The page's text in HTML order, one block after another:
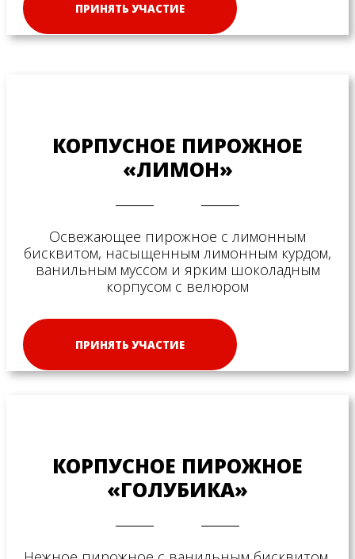
ПРИНЯТЬ УЧАСТИЕ
КОРПУСНОЕ ПИРОЖНОЕ
«ЛИМОН»
Освежающее пирожное с лимонным
бисквитом, насыщенным лимонным курдом,
ванильным муссом и ярким шоколадным
корпусом с велюром
ПРИНЯТЬ УЧАСТИЕ
КОРПУСНОЕ ПИРОЖНОЕ
«ГОЛУБИКА»